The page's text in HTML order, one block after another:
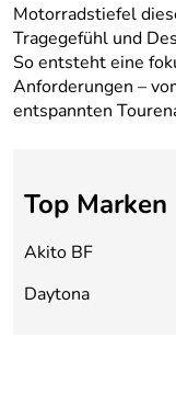
Motorradstiefel
Tragegefühl und
So entsteht eine
Anforderungen –
entspannten
Top Marken
Akito BF
Daytona